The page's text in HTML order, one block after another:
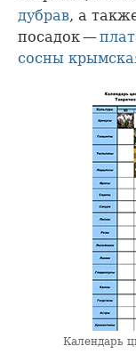
дубрав, а
посадок —
сосны
Календарь